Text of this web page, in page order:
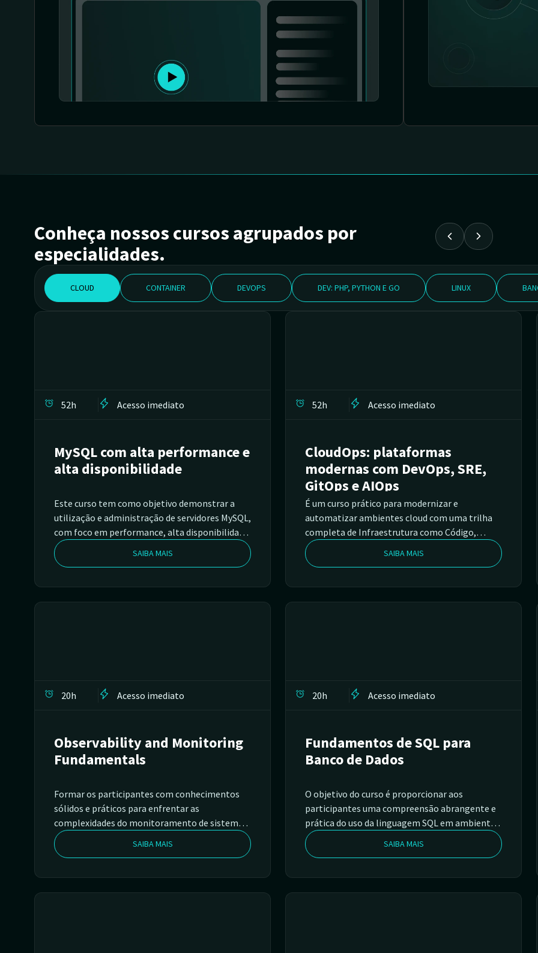
Conheça nossos cursos agrupados por
especialidades.
CLOUD CONTAINER DEVOPS DEV: PHP, PYTHON E GO LINUX
52h Acesso imediato
MySQL com alta performance e
alta disponibilidade
Este curso tem como objetivo demonstrar a
utilização e administração de servidores MySQL,
com foco em performance, alta disponibilidade,
estratégias de backup e monitoramento.
SAIBA MAIS
52h Acesso imediato
CloudOps: plataformas
modernas com DevOps, SRE,
GitOps e AIOps
É um curso prático para modernizar e
automatizar ambientes cloud com uma trilha
completa de Infraestrutura como Código,
Kubernetes, CI/CD, GitOps, segurança e
observabilidade, integrando AIOps para
vai construir, do zero, uma plataforma de
entrega e operação para microserviços usando
SAIBA MAIS
20h Acesso imediato
Observability and Monitoring
Fundamentals
Formar os participantes com conhecimentos
sólidos e práticos para enfrentar as
complexidades do monitoramento de sistemas
e aplicações em ambientes altamente
distribuídos, além de fazê-los entender os
SAIBA MAIS
20h Acesso imediato
Fundamentos de SQL para
Banco de Dados
O objetivo do curso é proporcionar aos
participantes uma compreensão abrangente e
prática do uso da linguagem SQL em ambientes
de banco de dados. O curso permite que os
iniciantes adquiram as habilidades necessárias
gerenciamento de banco de dados. O curso vai
te preparar para enfrentar desafios reais no
SAIBA MAIS